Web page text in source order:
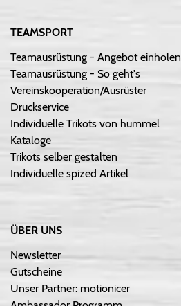
TEAMSPORT
Teamausrüstung - Angebot einholen
Teamausrüstung - So geht's
Vereinskooperation/Ausrüster
Druckservice
Individuelle Trikots von hummel
Kataloge
Trikots selber gestalten
Individuelle spized Artikel
ÜBER UNS
Newsletter
Gutscheine
Unser Partner: motionicer